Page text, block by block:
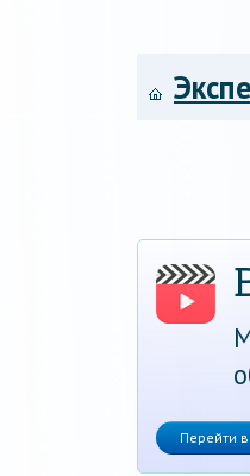
Перейти